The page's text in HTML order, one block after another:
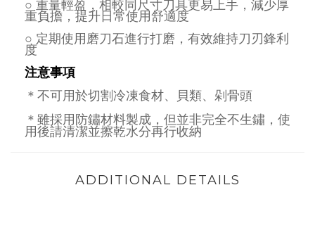
○ 重量輕盈，相較同尺寸刀具更易上手，減少厚
重負擔，提升日常使用舒適度
○ 定期使用磨刀石進行打磨，有效維持刀刃鋒利
度
注意事項
＊不可用於切割冷凍食材、貝類、剁骨頭
＊雖採用防鏽材料製成，但並非完全不生鏽，使
用後請清潔並擦乾水分再行收納
ADDITIONAL DETAILS